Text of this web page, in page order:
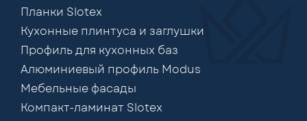
Планки Slotex
Кухонные плинтуса и заглушки
Профиль для кухонных баз
Алюминиевый профиль Modus
Мебельные фасады
Компакт-ламинат Slotex